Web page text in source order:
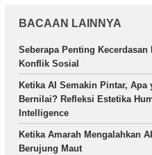
BACAAN LAINNYA
Seberapa Penting
Konflik Sosial
Ketika AI Semakin Pintar, Apa
Bernilai? Refleksi Estetika
Intelligence
Ketika Amarah Mengalahkan
Berujung Maut